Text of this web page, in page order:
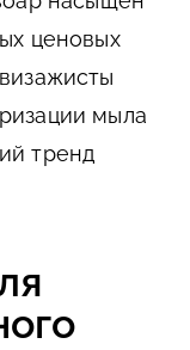
ценовых
мыла
тренд